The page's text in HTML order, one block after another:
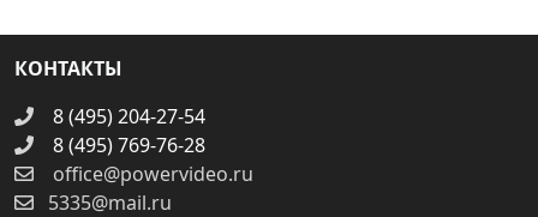
КОНТАКТЫ
8 (495) 204-27-54
8 (495) 769-76-28
office@powervideo.ru
5335@mail.ru